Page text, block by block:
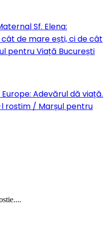
Sf. Elena:
de mare ești, ci de cât
pentru Viață București
Adevărul dă viață.
rostim / Marșul pentru